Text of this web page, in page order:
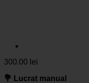
300.00 lei
💐 Lucrat manual